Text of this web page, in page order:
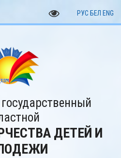
РУС БЕЛ ENG
ДЕТЕЙ И